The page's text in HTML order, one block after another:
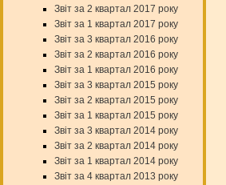
Звіт за 2 квартал 2017 року
Звіт за 1 квартал 2017 року
Звіт за 3 квартал 2016 року
Звіт за 2 квартал 2016 року
Звіт за 1 квартал 2016 року
Звіт за 3 квартал 2015 року
Звіт за 2 квартал 2015 року
Звіт за 1 квартал 2015 року
Звіт за 3 квартал 2014 року
Звіт за 2 квартал 2014 року
Звіт за 1 квартал 2014 року
Звіт за 4 квартал 2013 року